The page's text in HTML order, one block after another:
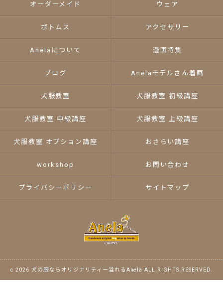
オーダーメイド ウェア
ボトムス アクセサリー
Anelaについて 漫画特集
ブログ Anelaモデルさん着画
犬服教室 犬服教室 初級講座
犬服教室 中級講座 犬服教室 上級講座
犬服教室 オプション講座 おさらい講座
workshop お問い合わせ
プライバシーポリシー サイトマップ
c 2026 犬の服ならオリジナリティー溢れるAnela ALL RIGHTS RESERVED.